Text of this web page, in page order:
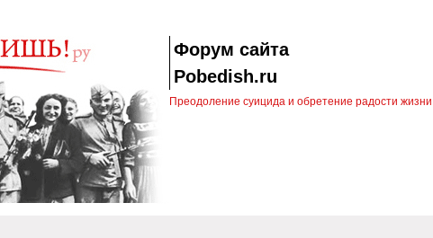
Форум сайта
Pobedish.ru
Преодоление суицида и обретение радости жизни